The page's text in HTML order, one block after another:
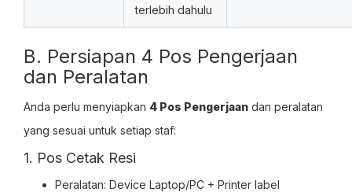
terlebih dahulu
B. Persiapan 4 Pos Pengerjaan
dan Peralatan
Anda perlu menyiapkan 4 Pos Pengerjaan dan peralatan
yang sesuai untuk setiap staf:
1. Pos Cetak Resi
Peralatan: Device Laptop/PC + Printer label